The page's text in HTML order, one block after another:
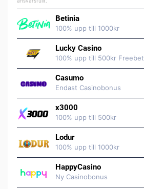
Betinia
100% upp till 1000kr
Lucky Casino
100% upp till 500kr Freebet
Casumo
Endast Casinobonus
x3000
100% upp till 500kr
Lodur
100% upp till 1000kr
HappyCasino
Ny Casinobonus